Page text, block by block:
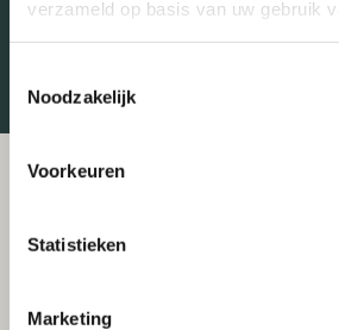
verzameld op basis van uw gebruik
Noodzakelijk
Voorkeuren
Statistieken
Marketing
Winkelcentrum